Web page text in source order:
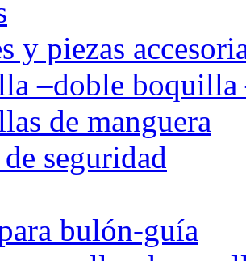
y piezas
–doble
de manguera
seguridad
bulón-guía